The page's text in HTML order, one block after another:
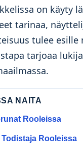
on käyty
tarinaa,
tulee esille
tarjoaa
NAITA
Rooleissa
Todistaja Rooleissa